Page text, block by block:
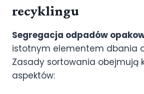
recyklingu
Segregacja odpadów
istotnym elementem dbania
Zasady sortowania obejmują
aspektów: